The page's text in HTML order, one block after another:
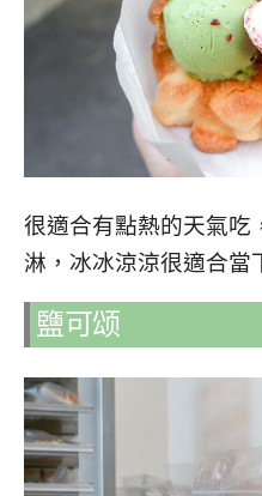
很適合有點熱的天氣吃
淋，冰冰涼涼很適合當
鹽可颂